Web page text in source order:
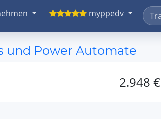
myppedv
und Power Automate
2.948 €